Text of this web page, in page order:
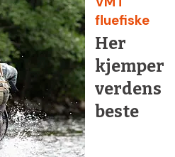
fluefiske
Her
kjemper
verdens
beste